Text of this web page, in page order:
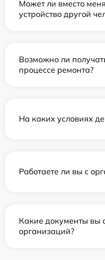
Может ли вместо
устройство другой
Возможно ли
процессе ремонта?
На каких условиях
Работаете ли вы с
Какие документы вы
организаций?